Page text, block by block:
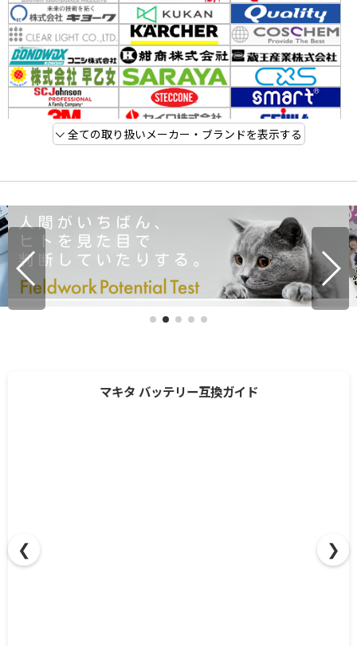
全ての取り扱いメーカー・ブランドを表示する
❮ ❯